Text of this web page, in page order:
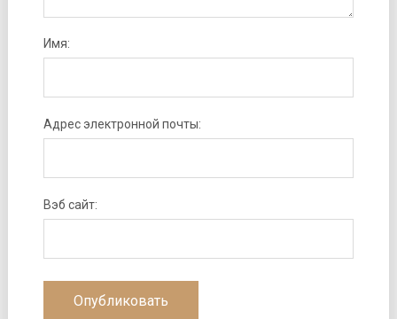
Имя:
Адрес электронной почты:
Вэб сайт: